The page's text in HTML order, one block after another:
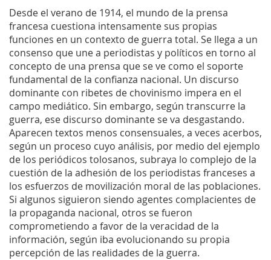
Desde el verano de 1914, el mundo de la prensa
francesa cuestiona intensamente sus propias
funciones en un contexto de guerra total. Se llega a un
consenso que une a periodistas y políticos en torno al
concepto de una prensa que se ve como el soporte
fundamental de la confianza nacional. Un discurso
dominante con ribetes de chovinismo impera en el
campo mediático. Sin embargo, según transcurre la
guerra, ese discurso dominante se va desgastando.
Aparecen textos menos consensuales, a veces acerbos,
según un proceso cuyo análisis, por medio del ejemplo
de los periódicos tolosanos, subraya lo complejo de la
cuestión de la adhesión de los periodistas franceses a
los esfuerzos de movilización moral de las poblaciones.
Si algunos siguieron siendo agentes complacientes de
la propaganda nacional, otros se fueron
comprometiendo a favor de la veracidad de la
información, según iba evolucionando su propia
percepción de las realidades de la guerra.